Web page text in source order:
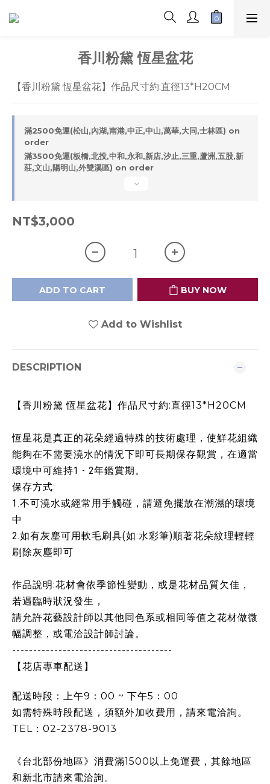
香川粉黛 恆星盆花
【香川粉黛 恆星盆花】作品尺寸約:直徑13*H20CM
滿2500免運(松山,內湖,南港,中正,中山,萬華,大同,士林區) on
order
滿3500免運(板橋,北投,中和,永和,新店,汐止,三重,蘆洲,五股,新
莊,文山,陽明山,外雙溪區) on order
NT$3,000
ADD TO CART BUY NOW
Add to Wishlist
DESCRIPTION
【香川粉黛 恆星盆花】作品尺寸約:直徑13*H20CM
恆星花是真正的花朵經過特殊的技術處理，使鮮花組織
能夠在不需要澆水的情況下即可長期保存觀賞，在適當
環境中可維持1 - 2年鑑賞期。
保存方式:
1.不可澆水或經常用手觸碰，請避免擺放在潮濕的環境
中
2.如有灰塵可用軟毛刷具(如:水彩筆)順著花朵紋理輕輕
刷除灰塵即可
作品說明:花材會依季節性變動，或是花材品質欠佳，
若遇臨時狀況發生，
請允許花藝設計師以其他同色系或相同等值之花材做微
幅調整，或電洽設計師討論。
--------------------------------------
【花店專車配送】
配送時段：上午9：00 ~ 下午5：00
如需特殊時段配送，須額外加收費用，請來電洽詢。
TEL：02-2378-9013
《台北部份地區》消費滿1500以上免運費，其餘地區
和新北市請來電洽詢。